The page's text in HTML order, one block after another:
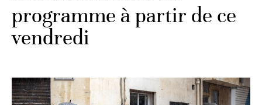
programme à partir de ce
vendredi